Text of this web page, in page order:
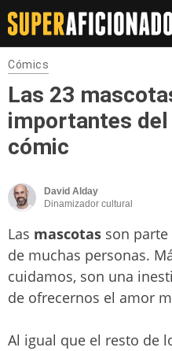
Cómics
Las 23
importantes del
cómic
David Alday
Dinamizador cultural
Las mascotas son
de muchas personas.
cuidamos, son una
de ofrecernos el amor
Al igual que el resto de